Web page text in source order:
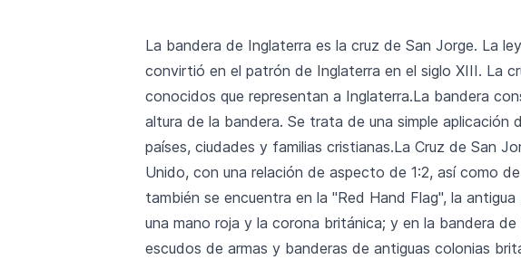
La bandera de Inglaterra es la cruz de San Jorge. La
convirtió en el patrón de Inglaterra en el siglo XIII. La
conocidos que representan a Inglaterra.La bandera
altura de la bandera. Se trata de una simple aplicación
países, ciudades y familias cristianas.La Cruz de San
Unido, con una relación de aspecto de 1:2, así como
también se encuentra en la "Red Hand Flag", la
una mano roja y la corona británica; y en la bandera
escudos de armas y banderas de antiguas colonias